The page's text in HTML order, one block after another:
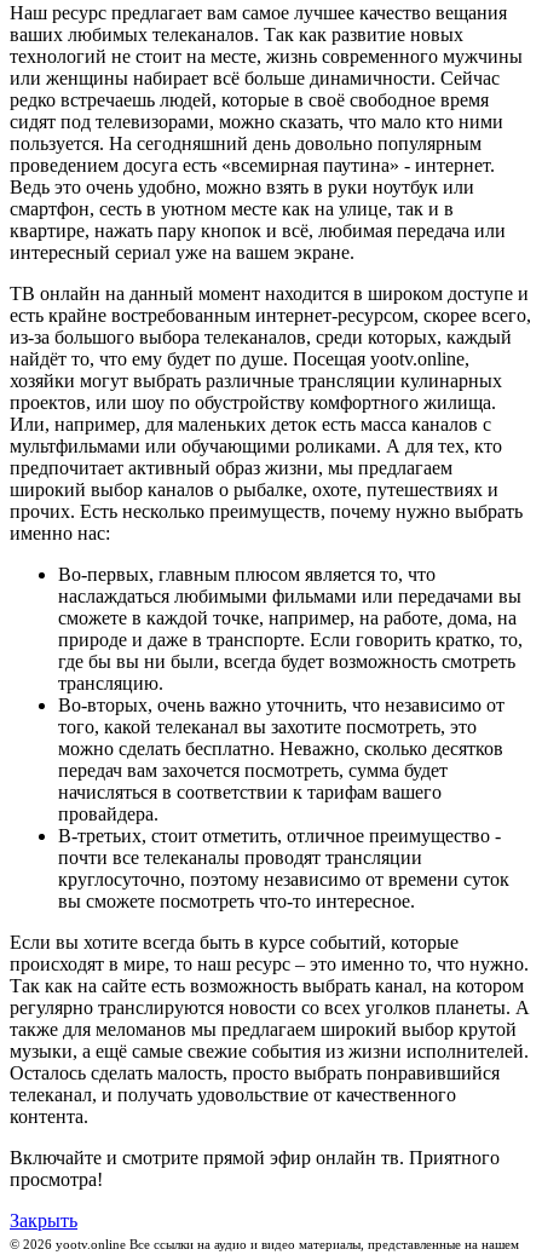
Наш ресурс предлагает вам самое лучшее качество вещания
ваших любимых телеканалов. Так как развитие новых
технологий не стоит на месте, жизнь современного мужчины
или женщины набирает всё больше динамичности. Сейчас
редко встречаешь людей, которые в своё свободное время
сидят под телевизорами, можно сказать, что мало кто ними
пользуется. На сегодняшний день довольно популярным
проведением досуга есть «всемирная паутина» - интернет.
Ведь это очень удобно, можно взять в руки ноутбук или
смартфон, сесть в уютном месте как на улице, так и в
квартире, нажать пару кнопок и всё, любимая передача или
интересный сериал уже на вашем экране.
ТВ онлайн на данный момент находится в широком доступе и
есть крайне востребованным интернет-ресурсом, скорее всего,
из-за большого выбора телеканалов, среди которых, каждый
найдёт то, что ему будет по душе. Посещая yootv.online,
хозяйки могут выбрать различные трансляции кулинарных
проектов, или шоу по обустройству комфортного жилища.
Или, например, для маленьких деток есть масса каналов с
мультфильмами или обучающими роликами. А для тех, кто
предпочитает активный образ жизни, мы предлагаем
широкий выбор каналов о рыбалке, охоте, путешествиях и
прочих. Есть несколько преимуществ, почему нужно выбрать
именно нас:
Во-первых, главным плюсом является то, что
наслаждаться любимыми фильмами или передачами вы
сможете в каждой точке, например, на работе, дома, на
природе и даже в транспорте. Если говорить кратко, то,
где бы вы ни были, всегда будет возможность смотреть
трансляцию.
Во-вторых, очень важно уточнить, что независимо от
того, какой телеканал вы захотите посмотреть, это
можно сделать бесплатно. Неважно, сколько десятков
передач вам захочется посмотреть, сумма будет
начисляться в соответствии к тарифам вашего
провайдера.
В-третьих, стоит отметить, отличное преимущество -
почти все телеканалы проводят трансляции
круглосуточно, поэтому независимо от времени суток
вы сможете посмотреть что-то интересное.
Если вы хотите всегда быть в курсе событий, которые
происходят в мире, то наш ресурс – это именно то, что нужно.
Так как на сайте есть возможность выбрать канал, на котором
регулярно транслируются новости со всех уголков планеты. А
также для меломанов мы предлагаем широкий выбор крутой
музыки, а ещё самые свежие события из жизни исполнителей.
Осталось сделать малость, просто выбрать понравившийся
телеканал, и получать удовольствие от качественного
контента.
Включайте и смотрите прямой эфир онлайн тв. Приятного
просмотра!
Закрыть
© 2026 yootv.online Все ссылки на аудио и видео материалы, представленные на нашем